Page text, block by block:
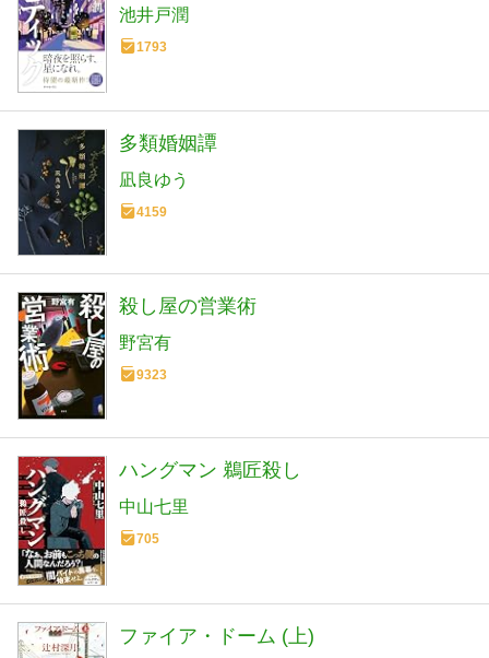
池井戸潤
1793
多類婚姻譚
凪良ゆう
4159
殺し屋の営業術
野宮有
9323
ハングマン 鵜匠殺し
中山七里
705
ファイア・ドーム (上)